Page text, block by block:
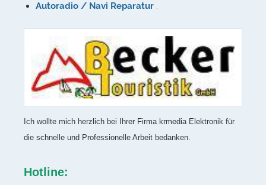
Autoradio / Navi Reparatur .
Ich wollte mich herzlich bei Ihrer Firma krmedia Elektronik für
die schnelle und Professionelle Arbeit bedanken.
Hotline: